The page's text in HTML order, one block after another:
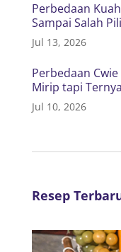
Perbedaan
Sampai Salah
Jul 13, 2026
Perbedaan
Mirip tapi
Jul 10, 2026
Resep